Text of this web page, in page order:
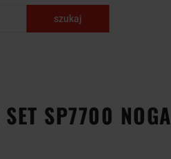
skrawające
SP7700 NOGA